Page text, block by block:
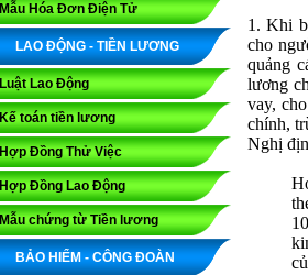
Mẫu Hóa Đơn Điện Tử
LAO ĐỘNG - TIỀN LƯƠNG
Luật Lao Động
Kế toán tiền lương
Hợp Đồng Thử Việc
Hợp Đồng Lao Động
Mẫu chứng từ Tiền lương
BẢO HIỂM - CÔNG ĐOÀN
1. Khi
cho
quảng
lương
vay,
chính,
Nghị